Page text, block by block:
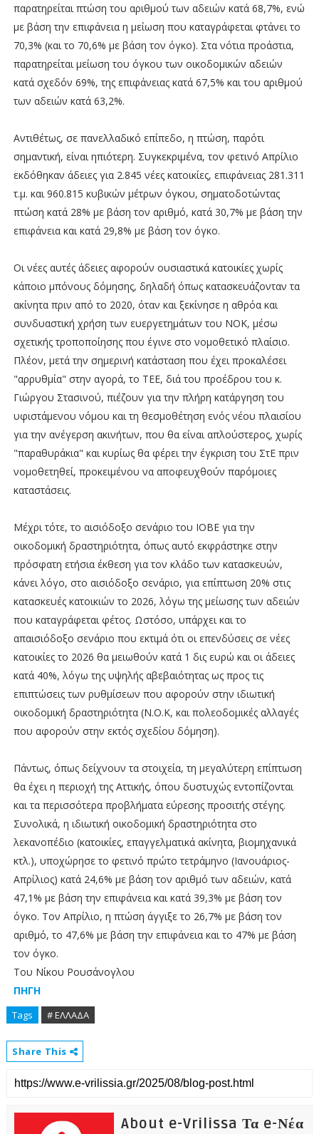
παρατηρείται πτώση του αριθμού των αδειών κατά 68,7%, ενώ
με βάση την επιφάνεια η μείωση που καταγράφεται φτάνει το
70,3% (και το 70,6% με βάση τον όγκο). Στα νότια προάστια,
παρατηρείται μείωση του όγκου των οικοδομικών αδειών
κατά σχεδόν 69%, της επιφάνειας κατά 67,5% και του αριθμού
των αδειών κατά 63,2%.
Αντιθέτως, σε πανελλαδικό επίπεδο, η πτώση, παρότι
σημαντική, είναι ηπιότερη. Συγκεκριμένα, τον φετινό Απρίλιο
εκδόθηκαν άδειες για 2.845 νέες κατοικίες, επιφάνειας 281.311
τ.μ. και 960.815 κυβικών μέτρων όγκου, σηματοδοτώντας
πτώση κατά 28% με βάση τον αριθμό, κατά 30,7% με βάση την
επιφάνεια και κατά 29,8% με βάση τον όγκο.
Οι νέες αυτές άδειες αφορούν ουσιαστικά κατοικίες χωρίς
κάποιο μπόνους δόμησης, δηλαδή όπως κατασκευάζονταν τα
ακίνητα πριν από το 2020, όταν και ξεκίνησε η αθρόα και
συνδυαστική χρήση των ευεργετημάτων του ΝΟΚ, μέσω
σχετικής τροποποίησης που έγινε στο νομοθετικό πλαίσιο.
Πλέον, μετά την σημερινή κατάσταση που έχει προκαλέσει
"αρρυθμία" στην αγορά, το ΤΕΕ, διά του προέδρου του κ.
Γιώργου Στασινού, πιέζουν για την πλήρη κατάργηση του
υφιστάμενου νόμου και τη θεσμοθέτηση ενός νέου πλαισίου
για την ανέγερση ακινήτων, που θα είναι απλούστερος, χωρίς
"παραθυράκια" και κυρίως θα φέρει την έγκριση του ΣτΕ πριν
νομοθετηθεί, προκειμένου να αποφευχθούν παρόμοιες
καταστάσεις.
Μέχρι τότε, το αισιόδοξο σενάριο του ΙΟΒΕ για την
οικοδομική δραστηριότητα, όπως αυτό εκφράστηκε στην
πρόσφατη ετήσια έκθεση για τον κλάδο των κατασκευών,
κάνει λόγο, στο αισιόδοξο σενάριο, για επίπτωση 20% στις
κατασκευές κατοικιών το 2026, λόγω της μείωσης των αδειών
που καταγράφεται φέτος. Ωστόσο, υπάρχει και το
απαισιόδοξο σενάριο που εκτιμά ότι οι επενδύσεις σε νέες
κατοικίες το 2026 θα μειωθούν κατά 1 δις ευρώ και οι άδειες
κατά 40%, λόγω της υψηλής αβεβαιότητας ως προς τις
επιπτώσεις των ρυθμίσεων που αφορούν στην ιδιωτική
οικοδομική δραστηριότητα (Ν.Ο.Κ, και πολεοδομικές αλλαγές
που αφορούν στην εκτός σχεδίου δόμηση).
Πάντως, όπως δείχνουν τα στοιχεία, τη μεγαλύτερη επίπτωση
θα έχει η περιοχή της Αττικής, όπου δυστυχώς εντοπίζονται
και τα περισσότερα προβλήματα εύρεσης προσιτής στέγης.
Συνολικά, η ιδιωτική οικοδομική δραστηριότητα στο
λεκανοπέδιο (κατοικίες, επαγγελματικά ακίνητα, βιομηχανικά
κτλ.), υποχώρησε το φετινό πρώτο τετράμηνο (Ιανουάριος-
Απρίλιος) κατά 24,6% με βάση τον αριθμό των αδειών, κατά
47,1% με βάση την επιφάνεια και κατά 39,3% με βάση τον
όγκο. Τον Απρίλιο, η πτώση άγγιξε το 26,7% με βάση τον
αριθμό, το 47,6% με βάση την επιφάνεια και το 47% με βάση
τον όγκο.
Του Νίκου Ρουσάνογλου
ΠΗΓΗ
Tags # ΕΛΛΑΔΑ
Share This
About e-Vrilissa Τα e-Νέα